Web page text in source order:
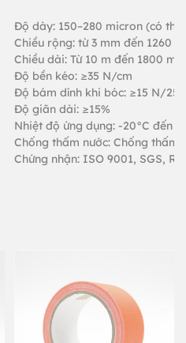
Độ dày: 150–280 micron (có thể
Chiều rộng: từ 3 mm đến 1260
Chiều dài: Từ 10 m đến 1800 m
Độ bền kéo: ≥35 N/cm
Độ bám dính khi bóc: ≥15 N/
Độ giãn dài: ≥15%
Nhiệt độ ứng dụng: -20°C đến
Chống thấm nước: Chống thấm
Chứng nhận: ISO 9001, SGS,